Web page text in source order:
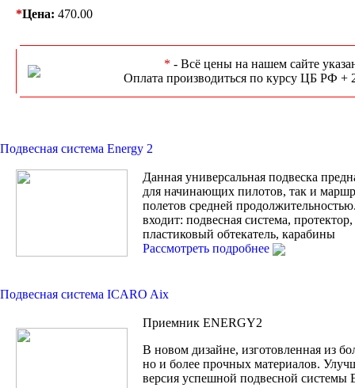
*Цена: 470.00
* - Всё цены на нашем сайте
Оплата производиться по курсу ЦБ РФ +
Подвесная система Energy 2
Данная универсальная подвеска
для начинающих пилотов, так и
полетов средней
входит: подвесная система,
пластиковый обтекатель, карабины
Рассмотреть подробнее
Подвесная система ICARO Aix
Приемник ENERGY2
В новом дизайне, изготовленная из
но и более прочных материалов.
версия успешной подвесной системы